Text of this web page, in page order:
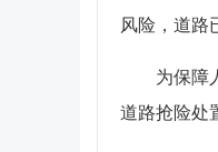
风险，道路
为保障
道路抢险处